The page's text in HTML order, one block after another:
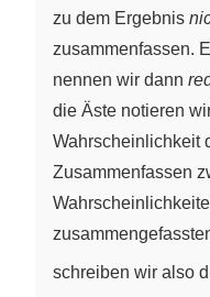
zu dem Ergebnis
zusammenfassen.
nennen wir dann
die Äste notieren
Wahrscheinlichkeit
Zusammenfassen
schreiben wir also